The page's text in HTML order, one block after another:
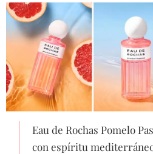
Eau de Rochas Pomelo
con espíritu